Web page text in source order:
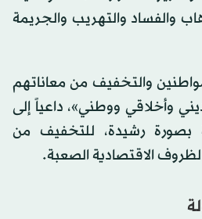
والفساد والتهريب والجريمة
والتخفيف من معاناتهم
وأخلاقي ووطني»، داعياً إلى
بصورة رشيدة، للتخفيف من
الاقتصادية الصعبة.